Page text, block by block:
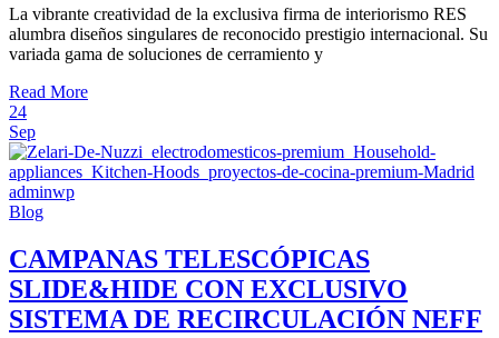
La vibrante creatividad de la exclusiva firma de interiorismo RES
alumbra diseños singulares de reconocido prestigio internacional. Su
variada gama de soluciones de cerramiento y
Read More
24
Sep
adminwp
Blog
CAMPANAS TELESCÓPICAS
SLIDE&HIDE CON EXCLUSIVO
SISTEMA DE RECIRCULACIÓN NEFF